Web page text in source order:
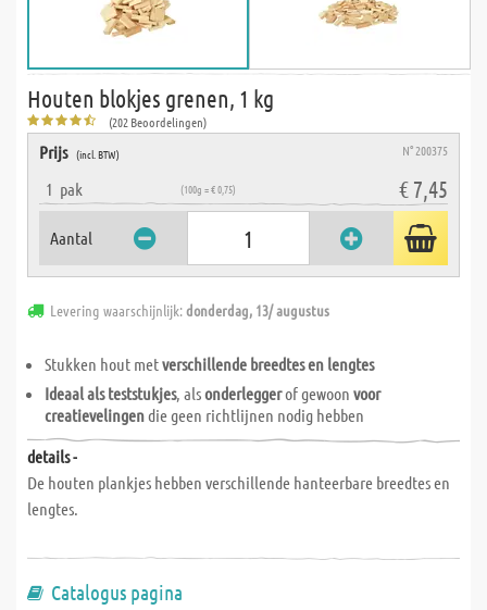
Houten blokjes grenen, 1 kg
(202 Beoordelingen)
Prijs (incl. BTW) N° 200375
1 pak (100g = € 0,75) € 7,45
Aantal
Levering waarschijnlijk:donderdag, 13/ augustus
Stukken hout metverschillende breedtes en lengtes
Ideaal als teststukjes, alsonderleggerof gewoon voor
creatievelingendie geen richtlijnen nodig hebben
details -
De houten plankjes hebben verschillende hanteerbare breedtes en
lengtes.
Catalogus pagina